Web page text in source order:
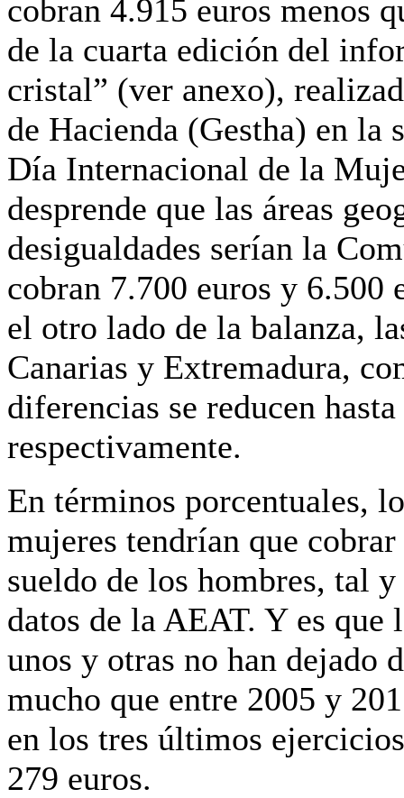
cobran 4.915 euros menos
de la cuarta edición del
cristal” (ver anexo),
de Hacienda (Gestha) en la
Día Internacional de la
desprende que las áreas
desigualdades serían la
cobran 7.700 euros y 6.500
el otro lado de la balanza,
Canarias y Extremadura,
diferencias se reducen
respectivamente.
En términos porcentuales,
mujeres tendrían que
sueldo de los hombres, tal
datos de la AEAT. Y es que
unos y otras no han dejado
mucho que entre 2005 y
en los tres últimos
279 euros.